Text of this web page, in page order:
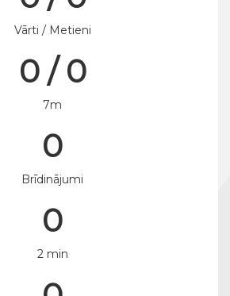
Vārti / Metieni
0 / 0
7m
0
Brīdinājumi
0
2 min